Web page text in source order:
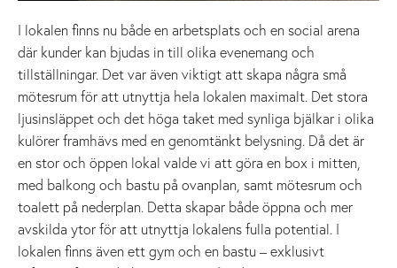
I lokalen finns nu både en arbetsplats och en social arena
där kunder kan bjudas in till olika evenemang och
tillställningar. Det var även viktigt att skapa några små
mötesrum för att utnyttja hela lokalen maximalt. Det stora
ljusinsläppet och det höga taket med synliga bjälkar i olika
kulörer framhävs med en genomtänkt belysning. Då det är
en stor och öppen lokal valde vi att göra en box i mitten,
med balkong och bastu på ovanplan, samt mötesrum och
toalett på nederplan. Detta skapar både öppna och mer
avskilda ytor för att utnyttja lokalens fulla potential. I
lokalen finns även ett gym och en bastu – exklusivt